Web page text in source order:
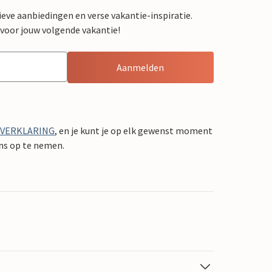
aanbiedingen en verse vakantie-inspiratie.
jouw volgende vakantie!
Aanmelden
, en je kunt je op elk gewenst moment
op te nemen.